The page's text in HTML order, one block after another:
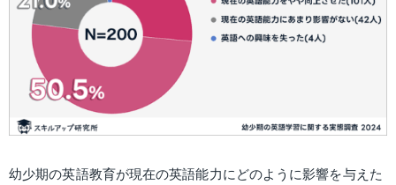
幼少期の英語教育が現在の英語能力にどのように影響を与えた